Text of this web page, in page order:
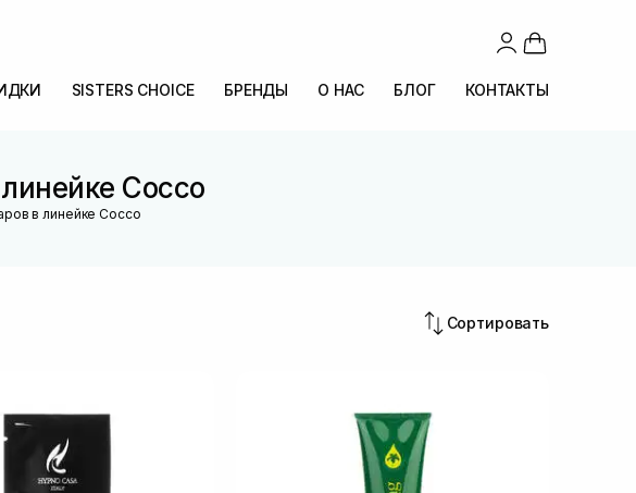
SISTERS CHOICE БРЕНДЫ О НАС БЛОГ КОНТАКТЫ
Cocco
в линейке Cocco
Сортировать